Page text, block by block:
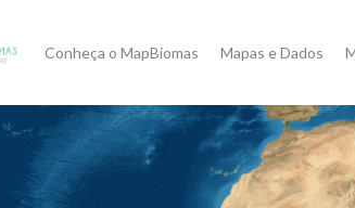
Conheça o MapBiomas Mapas e Dados